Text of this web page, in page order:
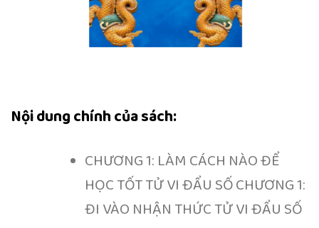
Nội dung chính của sách:
CHƯƠNG 1: LÀM CÁCH NÀO ĐỂ
HỌC TỐT TỬ VI ĐẨU SỐ CHƯƠNG 1:
ĐI VÀO NHẬN THỨC TỬ VI ĐẨU SỐ